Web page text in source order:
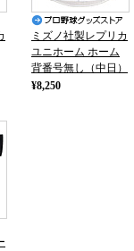
ミズノ社製レプリカ
ユニホーム ホーム
背番号無し（中日）
¥8,250